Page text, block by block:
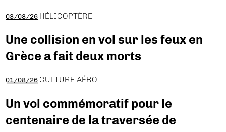
03/08/26 HÉLICOPTÈRE
Une collision en vol sur les feux en
Grèce a fait deux morts
01/08/26 CULTURE AÉRO
Un vol commémoratif pour le
centenaire de la traversée de